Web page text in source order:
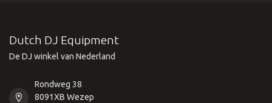
Dutch DJ Equipment
De DJ winkel van Nederland
Rondweg 38
8091XB Wezep